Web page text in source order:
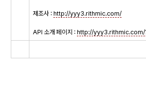
제조사 : http://yyy3.rithmic.com/
API 소개 페이지 : http://